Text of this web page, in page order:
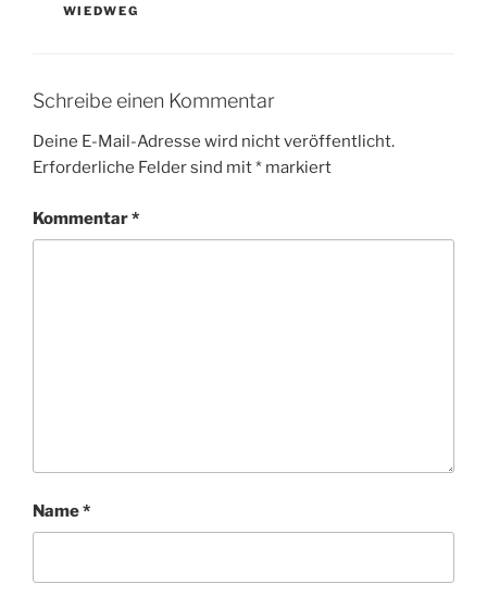
WIEDWEG
Schreibe einen Kommentar
Deine E-Mail-Adresse wird nicht veröffentlicht.
Erforderliche Felder sind mit* markiert
Kommentar*
Name*